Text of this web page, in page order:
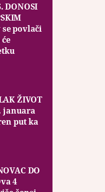
DONOSI
se povlači
ŽIVOT
januara
put ka
DO
4